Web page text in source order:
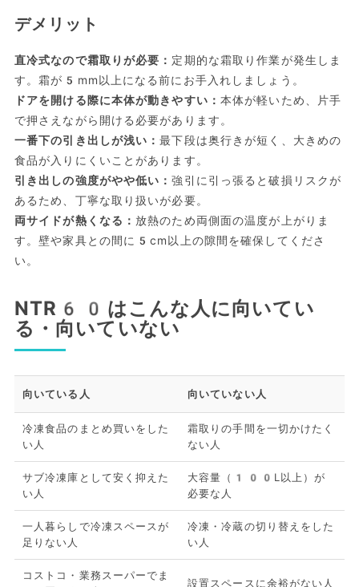
デメリット
直冷式なので霜取りが必要： 定期的な霜取り作業が発生しま
す。霜が5mm以上になる前にお手入れしましょう。
ドアを開ける際に本体が動きやすい： 本体が軽いため、片手
で押さえながら開ける必要があります。
一番下の引き出しが浅い：最下段は奥行きが短く、大きめの
食品が入りにくいことがあります。
引き出しの強度がやや低い：強引に引っ張ると破損リスクが
あるため、丁寧な取り扱いが必要。
両サイドが熱くなる： 放熱のため両側面の温度が上がりま
す。壁や家具との間に5cm以上の隙間を確保してくださ
い。
NTR60はこんな人に向いてい
る・向いていない
向いている人 向いていない人
冷凍食品のまとめ買いをした
い人
霜取りの手間を一切かけたく
ない人
サブ冷凍庫として安く抑えた
い人
大容量（100L以上）が
必要な人
一人暮らしで冷凍スペースが
足りない人
冷凍・冷蔵の切り替えをした
い人
コストコ・業務スーパーでま
設置スペースに余裕がない人